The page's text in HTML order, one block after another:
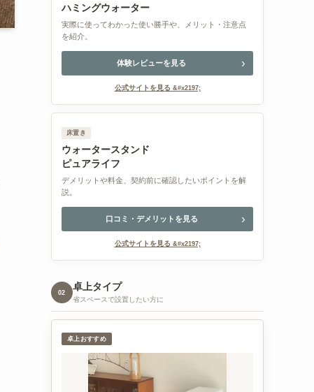
ハミングウォーター
実際に使ってわかった使い勝手や、メリット・注意点
を紹介。
体験レビューを見る
公式サイトを見る
床置き
ウォータースタンド
ピュアライフ
デメリットや料金、契約前に確認したいポイントを解
説。
口コミ・デメリットを見る
公式サイトを見る
02
卓上タイプ
省スペースで設置したい方に
卓上おすすめ